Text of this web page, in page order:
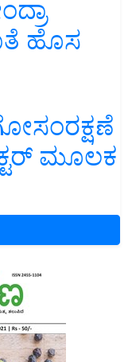
ಹೊಸ
ಮೂಲಕ